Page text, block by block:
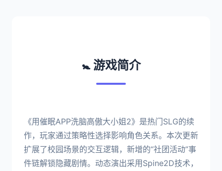
🚼 游戏简介
《用催眠APP洗脑高傲大小姐2》是热门SLG的续
作，玩家通过策略性选择影响角色关系。本次更新
扩展了校园场景的交互逻辑，新增的“社团活动”事
件链解锁隐藏剧情。动态演出采用Spine2D技术，